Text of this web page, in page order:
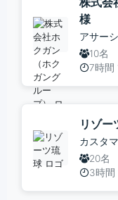
様
アサー
10名
7時間
リゾー
カスタ
20名
3時間